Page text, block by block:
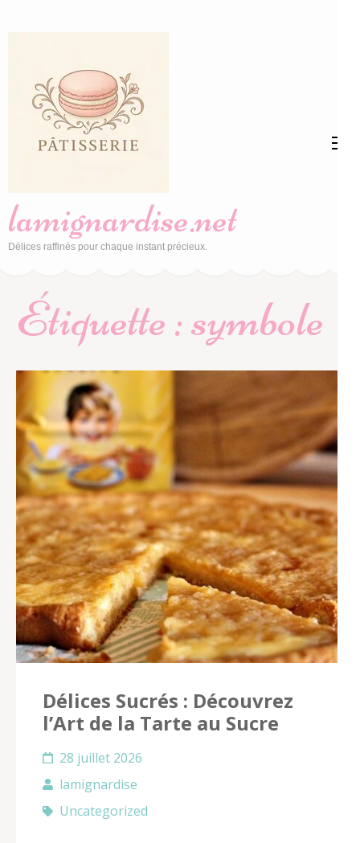
(Pressez
Entrée)
lamignardise.net
Délices raffinés pour chaque instant précieux.
Étiquette :symbole
Délices Sucrés : Découvrez
l’Art de la Tarte au Sucre
28 juillet 2026
lamignardise
Uncategorized